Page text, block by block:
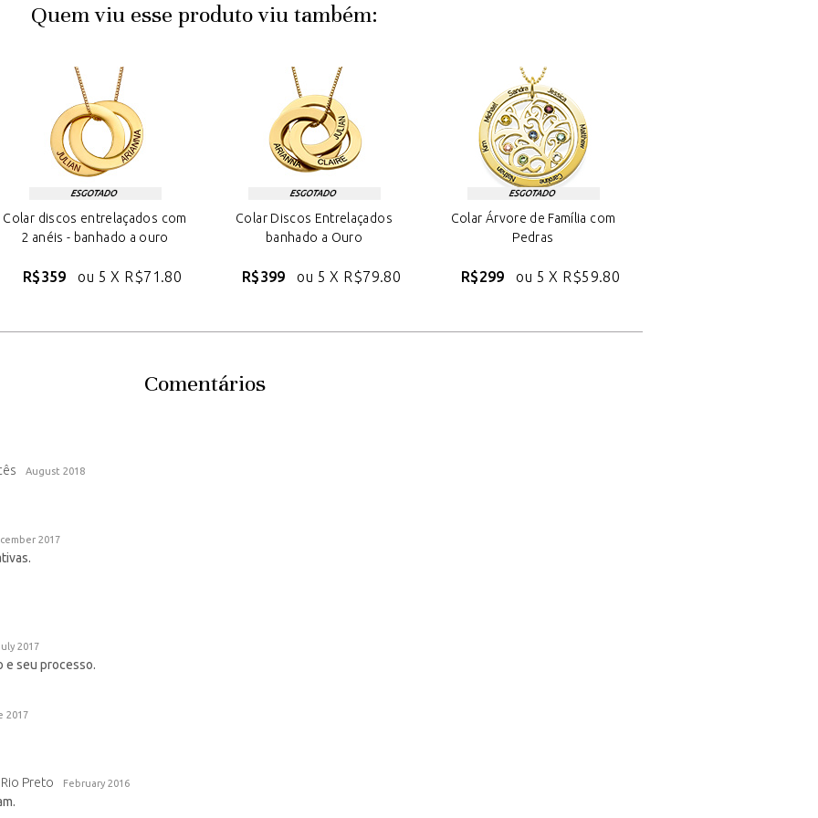
Quem viu esse produto viu também:
Colar discos entrelaçados com
2 anéis - banhado a ouro
R$359 ou 5 X R$71.80
Colar Discos Entrelaçados
banhado a Ouro
R$399 ou 5 X R$79.80
Colar Árvore de Família com
Pedras
R$299 ou 5 X R$59.80
Comentários
August 2018
2017
2017
e seu processo.
2017
Preto February 2016